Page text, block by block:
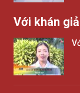
Với khán